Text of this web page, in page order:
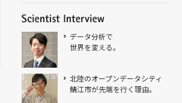
データ分析で
世界を変える。
北陸のオープンデータシティ
鯖江市が先端を行く理由。